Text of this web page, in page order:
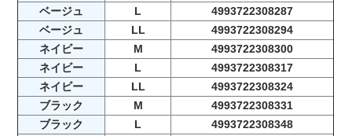
ベージュ
L
4993722308287
ベージュ
LL
4993722308294
ネイビー
M
4993722308300
ネイビー
L
4993722308317
ネイビー
LL
4993722308324
ブラック
M
4993722308331
ブラック
L
4993722308348